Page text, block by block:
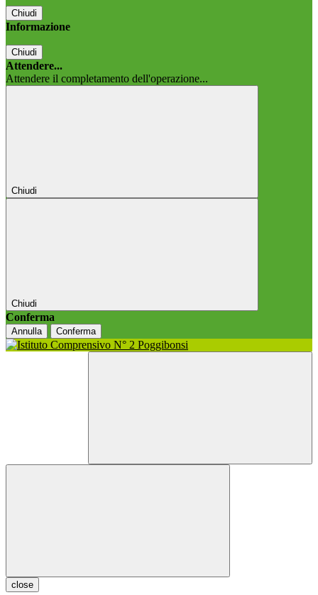
Chiudi
Informazione
Chiudi
Attendere...
Attendere il completamento dell'operazione...
Chiudi
Chiudi
Conferma
Annulla Conferma
close